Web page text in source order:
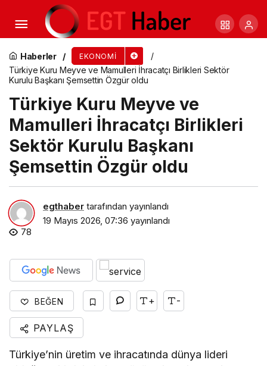
Haberler EKONOMI
Türkiye Kuru Meyve ve Mamulleri İhracatçı Birlikleri Sektör
Kurulu Başkanı Şemsettin Özgür oldu
Türkiye Kuru Meyve ve
Mamulleri İhracatçı Birlikleri
Sektör Kurulu Başkanı
Şemsettin Özgür oldu
egthaber tarafından yayınlandı
19 Mayıs 2026, 07:36 yayınlandı
78
BEĞEN + -
PAYLAŞ
Türkiye’nin üretim ve ihracatında dünya lideri
Türk Mobilya Sektörü, HD Expo Conference
2026’a Katıldı ABD Pazarındaki Varlığını
Güçlendirdi